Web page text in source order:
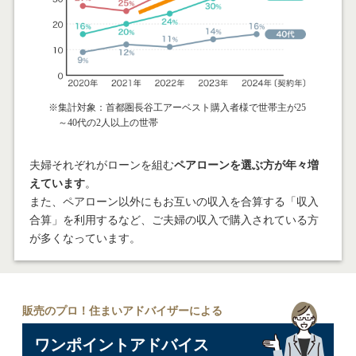
集計対象：首都圏長谷工アーベスト購入者様で世帯主が25
～40代の2人以上の世帯
夫婦それぞれがローンを組むペアローンを選ぶ方が年々増
えています。
また、ペアローン以外にもお互いの収入を合算する「収入
合算」を利用するなど、ご夫婦の収入で購入されている方
が多くなっています。
販売のプロ！住まいアドバイザーによる
ワンポイントアドバイス